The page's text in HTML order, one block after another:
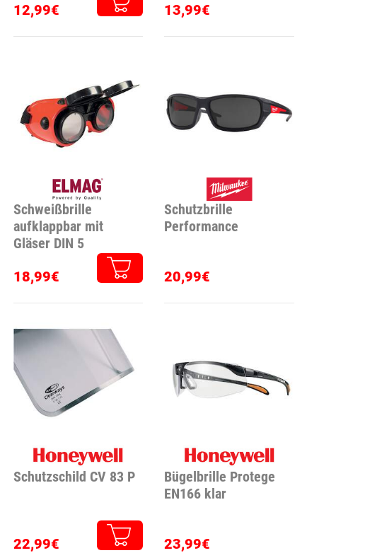
12,99€ 13,99€
Schweißbrille
aufklappbar mit
Gläser DIN 5
18,99€
Schutzbrille
Performance
20,99€
Schutzschild CV 83 P
22,99€
Bügelbrille Protege
EN166 klar
23,99€